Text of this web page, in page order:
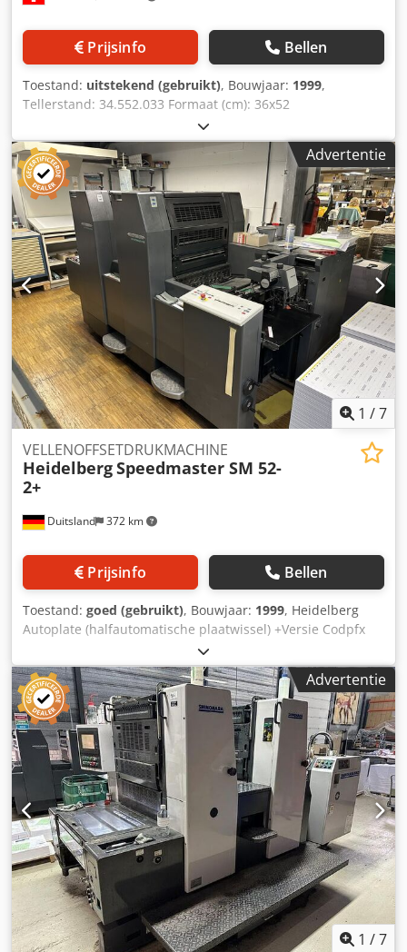
Prijsinfo Bellen
Toestand: uitstekend (gebruikt), Bouwjaar: 1999,
Tellerstand: 34.552.033 Formaat (cm): 36x52
Vochtigingssysteem: conventioneel vochtigingssysteem
Uitvoering / verdere informatie: Csdsyrfz Aopfx Anisrf met
N&P (nummermeer- en perforatie-unit)
Advertentie
1 /7
Duitsland 372 km
VELLENOFFSETDRUKMACHINE
HeidelbergSpeedmaster SM 52-
2+
Prijsinfo Bellen
Toestand: goed (gebruikt), Bouwjaar: 1999, Heidelberg
Autoplate (halfautomatische plaatwissel) +Versie Codpfx
Asw U A Npjniorf Alcolor filmdampinrichting CP Tronic
besturing Automatisch inktrollenwasapparaat
Doekwasapparaat Drukcilinderwasapparaat Grafix
Alphatronic 200: poederinrichting
Advertentie
1 /7